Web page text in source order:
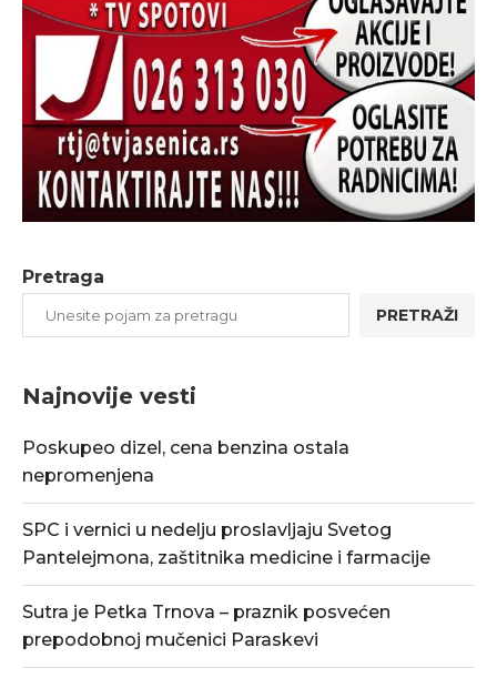
Pretraga
PRETRAŽI
Najnovije vesti
Poskupeo dizel, cena benzina ostala
nepromenjena
SPC i vernici u nedelju proslavljaju Svetog
Pantelejmona, zaštitnika medicine i farmacije
Sutra je Petka Trnova – praznik posvećen
prepodobnoj mučenici Paraskevi